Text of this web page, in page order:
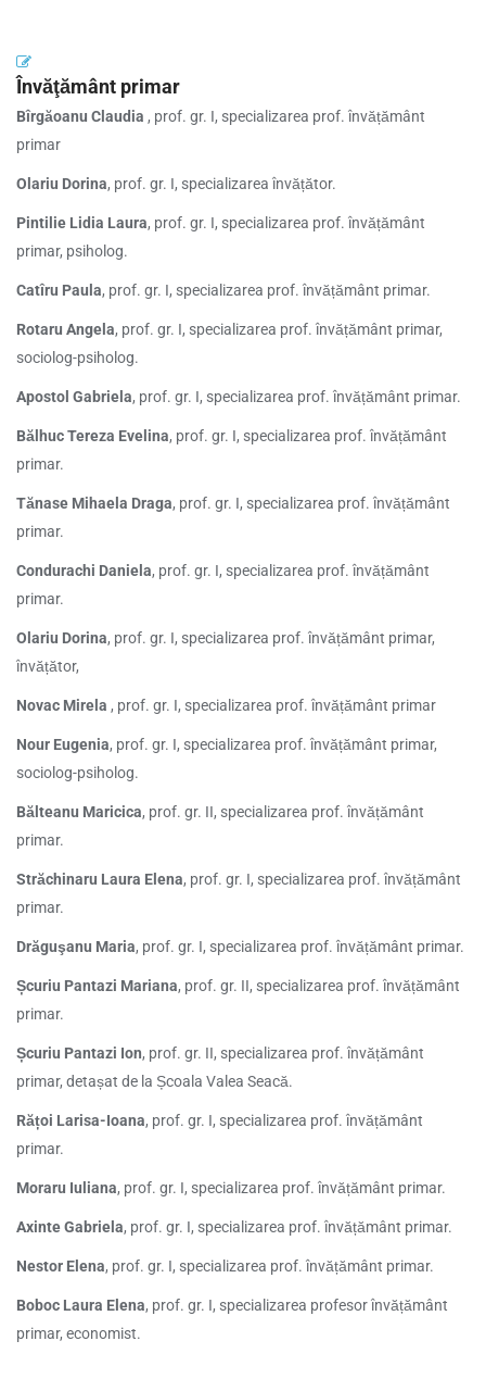
Învăţământ primar
Bîrgăoanu Claudia , prof. gr. I, specializarea prof. învățământ
primar
Olariu Dorina, prof. gr. I, specializarea învățător.
Pintilie Lidia Laura, prof. gr. I, specializarea prof. învățământ
primar, psiholog.
Catîru Paula, prof. gr. I, specializarea prof. învățământ primar.
Rotaru Angela, prof. gr. I, specializarea prof. învățământ primar,
sociolog-psiholog.
Apostol Gabriela, prof. gr. I, specializarea prof. învățământ primar.
Bălhuc Tereza Evelina, prof. gr. I, specializarea prof. învățământ
primar.
Tănase Mihaela Draga, prof. gr. I, specializarea prof. învățământ
primar.
Condurachi Daniela, prof. gr. I, specializarea prof. învățământ
primar.
Olariu Dorina, prof. gr. I, specializarea prof. învățământ primar,
învățător,
Novac Mirela , prof. gr. I, specializarea prof. învățământ primar
Nour Eugenia, prof. gr. I, specializarea prof. învățământ primar,
sociolog-psiholog.
Bălteanu Maricica, prof. gr. II, specializarea prof. învățământ
primar.
Străchinaru Laura Elena, prof. gr. I, specializarea prof. învățământ
primar.
Drăguşanu Maria, prof. gr. I, specializarea prof. învățământ primar.
Șcuriu Pantazi Mariana, prof. gr. II, specializarea prof. învățământ
primar.
Șcuriu Pantazi Ion, prof. gr. II, specializarea prof. învățământ
primar, detașat de la Școala Valea Seacă.
Rățoi Larisa-Ioana, prof. gr. I, specializarea prof. învățământ
primar.
Moraru Iuliana, prof. gr. I, specializarea prof. învățământ primar.
Axinte Gabriela, prof. gr. I, specializarea prof. învățământ primar.
Nestor Elena, prof. gr. I, specializarea prof. învățământ primar.
Boboc Laura Elena, prof. gr. I, specializarea profesor învățământ
primar, economist.